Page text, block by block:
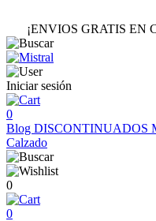
¡ENVIOS GRATIS EN
Iniciar sesión
0
Blog DISCONTINUADOS
Calzado
0
0